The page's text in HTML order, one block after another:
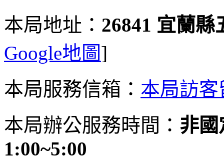
本局地址： 26841 宜蘭縣
Google地圖]
本局服務信箱： 本局訪客
本局辦公服務時間： 非國
1:00~5:00